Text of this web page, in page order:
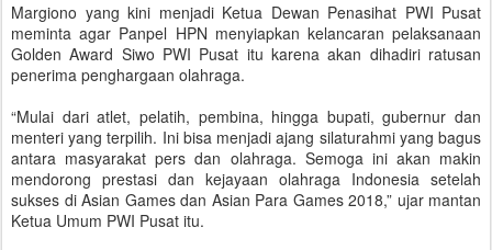
Margiono yang kini menjadi Ketua Dewan Penasihat PWI Pusat
meminta agar Panpel HPN menyiapkan kelancaran pelaksanaan
Golden Award Siwo PWI Pusat itu karena akan dihadiri ratusan
penerima penghargaan olahraga.
“Mulai dari atlet, pelatih, pembina, hingga bupati, gubernur dan
menteri yang terpilih. Ini bisa menjadi ajang silaturahmi yang bagus
antara masyarakat pers dan olahraga. Semoga ini akan makin
mendorong prestasi dan kejayaan olahraga Indonesia setelah
sukses di Asian Games dan Asian Para Games 2018,” ujar mantan
Ketua Umum PWI Pusat itu.